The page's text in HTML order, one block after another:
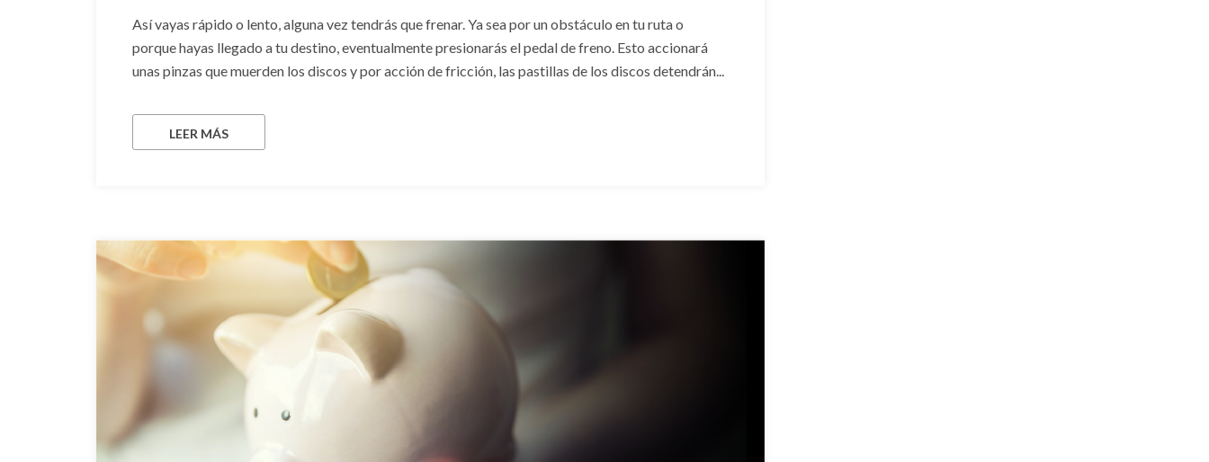
Así vayas rápido o lento, alguna vez tendrás que frenar. Ya sea por un obstáculo en tu ruta o
porque hayas llegado a tu destino, eventualmente presionarás el pedal de freno. Esto accionará
unas pinzas que muerden los discos y por acción de fricción, las pastillas de los discos detendrán...
LEER MÁS